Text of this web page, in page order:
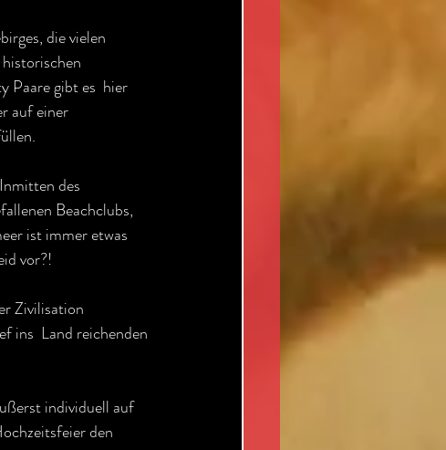
die vielen
Paare gibt es  hier
auf einer
des
Beachclubs,
ist immer etwas
vor?!
Zivilisation
ins  Land reichenden
individuell auf
den